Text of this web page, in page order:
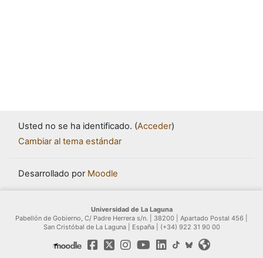
Usted no se ha identificado. (Acceder)
Cambiar al tema estándar
Desarrollado por Moodle
Universidad de La Laguna
Pabellón de Gobierno, C/ Padre Herrera s/n. | 38200 | Apartado Postal 456 |
San Cristóbal de La Laguna | España | (+34) 922 31 90 00